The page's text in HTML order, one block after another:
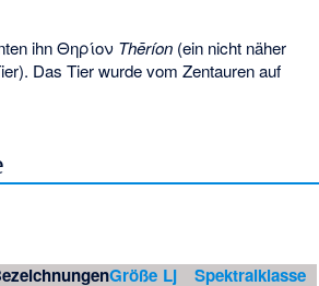
ihn Θηρίον Thēríon (ein nicht näher
Das Tier wurde vom Zentauren auf
Größe Lj Spektralklasse